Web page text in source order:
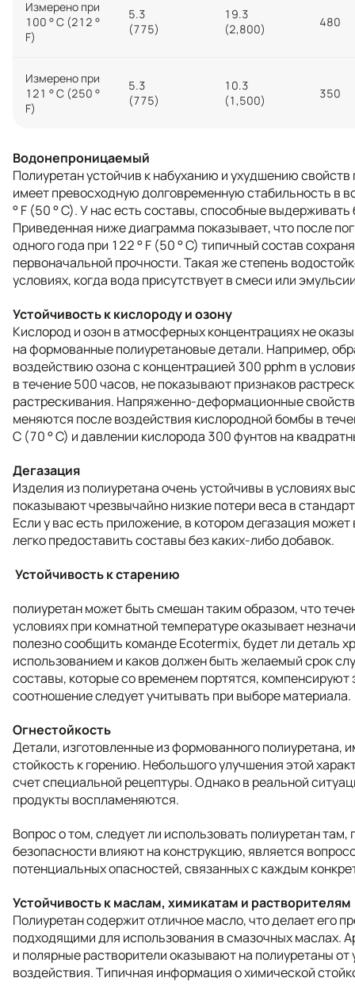
Измерено при
100 ° C (212 °
F)
5.3
(775)
19.3
(2,800)
480
Измерено при
121 ° C (250 °
F)
5.3
(775)
10.3
(1,500)
350
Водонепроницаемый
Полиуретан устойчив к набуханию и ухудшению свойств
имеет превосходную долговременную стабильность в
° F (50 ° C). У нас есть составы, способные
Приведенная ниже диаграмма показывает, что после
одного года при 122 ° F (50 ° C) типичный состав
первоначальной прочности. Такая же степень
условиях, когда вода присутствует в смеси или
Устойчивость к кислороду и озону
Кислород и озон в атмосферных концентрациях не
на формованные полиуретановые детали. Например,
воздействию озона с концентрацией 300 pphm в
в течение 500 часов, не показывают признаков
растрескивания. Напряженно-деформационные
меняются после воздействия кислородной бомбы в
C (70 ° C) и давлении кислорода 300 фунтов на
Дегазация
Изделия из полиуретана очень устойчивы в условиях
показывают чрезвычайно низкие потери веса в
Если у вас есть приложение, в котором дегазация
легко предоставить составы без каких-либо добавок.
Устойчивость к старению
полиуретан может быть смешан таким образом, что
условиях при комнатной температуре оказывает
полезно сообщить команде Ecotermix, будет ли деталь
использованием и каков должен быть желаемый срок
составы, которые со временем портятся, компенсируют
соотношение следует учитывать при выборе материала.
Огнестойкость
Детали, изготовленные из формованного полиуретана,
стойкость к горению. Небольшого улучшения этой
счет специальной рецептуры. Однако в реальной
продукты воспламеняются.
Вопрос о том, следует ли использовать полиуретан
безопасности влияют на конструкцию, является
потенциальных опасностей, связанных с каждым
Устойчивость к маслам, химикатам и растворителям
Полиуретан содержит отличное масло, что делает его
подходящими для использования в смазочных маслах.
и полярные растворители оказывают на полиуретаны от
воздействия. Типичная информация о химической